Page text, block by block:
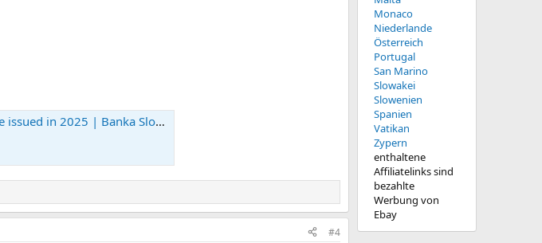
in 2025 | Banka Slovenije
#4
Monaco
Niederlande
Österreich
Portugal
San Marino
Slowakei
Slowenien
Spanien
Vatikan
Zypern
enthaltene
Affiliatelinks sind
bezahlte
Werbung von
Ebay